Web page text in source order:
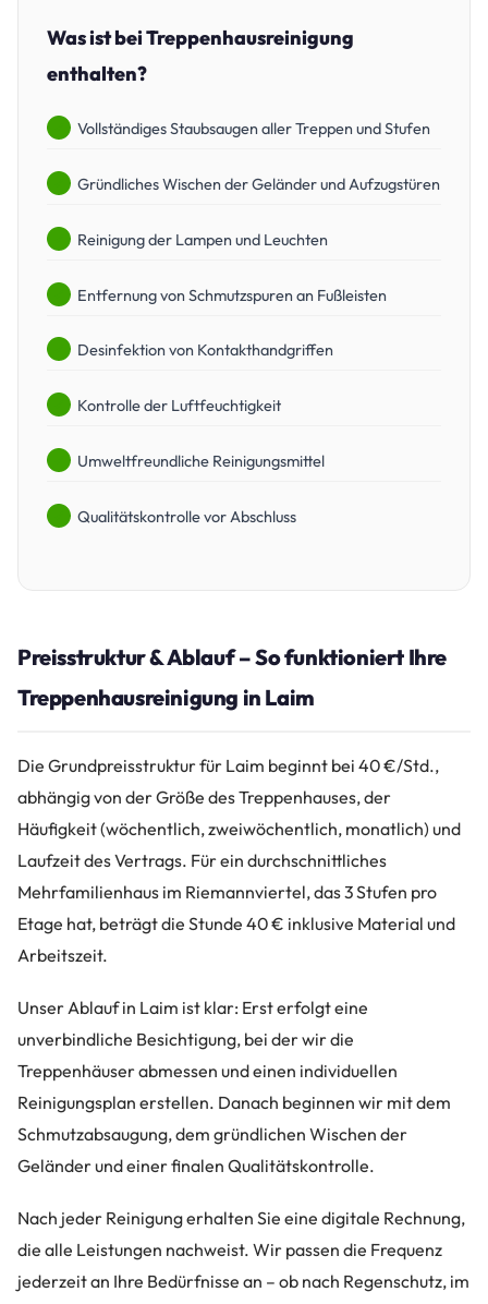
Was ist bei Treppenhausreinigung
enthalten?
Vollständiges Staubsaugen aller Treppen und Stufen
Gründliches Wischen der Geländer und Aufzugstüren
Reinigung der Lampen und Leuchten
Entfernung von Schmutzspuren an Fußleisten
Desinfektion von Kontakthandgriffen
Kontrolle der Luftfeuchtigkeit
Umweltfreundliche Reinigungsmittel
Qualitätskontrolle vor Abschluss
Preisstruktur & Ablauf – So funktioniert Ihre
Treppenhausreinigung in Laim
Die Grundpreisstruktur für Laim beginnt bei 40 €/Std.,
abhängig von der Größe des Treppenhauses, der
Häufigkeit (wöchentlich, zweiwöchentlich, monatlich) und
Laufzeit des Vertrags. Für ein durchschnittliches
Mehrfamilienhaus im Riemannviertel, das 3 Stufen pro
Etage hat, beträgt die Stunde 40 € inklusive Material und
Arbeitszeit.
Unser Ablauf in Laim ist klar: Erst erfolgt eine
unverbindliche Besichtigung, bei der wir die
Treppenhäuser abmessen und einen individuellen
Reinigungsplan erstellen. Danach beginnen wir mit dem
Schmutzabsaugung, dem gründlichen Wischen der
Geländer und einer finalen Qualitätskontrolle.
Nach jeder Reinigung erhalten Sie eine digitale Rechnung,
die alle Leistungen nachweist. Wir passen die Frequenz
jederzeit an Ihre Bedürfnisse an – ob nach Regenschutz, im